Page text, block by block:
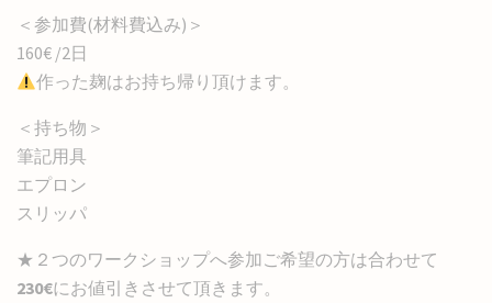
＜参加費(材料費込み)＞
160€ /2日
作った麹はお持ち帰り頂けます。
＜持ち物＞
筆記用具
エプロン
スリッパ
★２つのワークショップへ参加ご希望の方は合わせて
230€にお値引きさせて頂きます。